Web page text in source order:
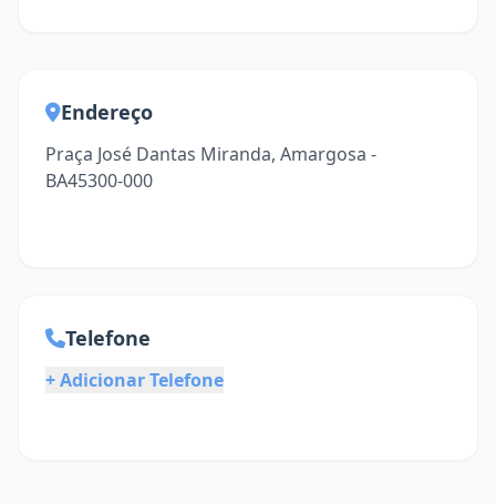
Endereço
Praça José Dantas Miranda, Amargosa -
BA45300-000
Telefone
+ Adicionar Telefone